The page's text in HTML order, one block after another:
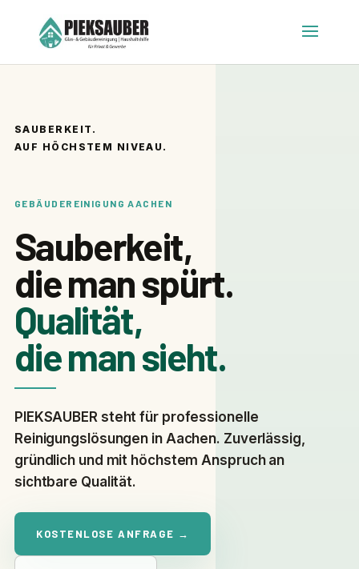
SAUBERKEIT.
AUF HÖCHSTEM NIVEAU.
GEBÄUDEREINIGUNG AACHEN
Sauberkeit,
die man spürt.
Qualität,
die man sieht.
PIEKSAUBER steht für professionelle
Reinigungslösungen in Aachen. Zuverlässig,
gründlich und mit höchstem Anspruch an
sichtbare Qualität.
KOSTENLOSE ANFRAGE →